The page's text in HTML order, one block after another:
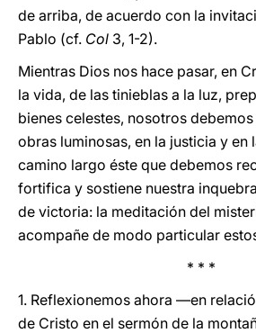
de arriba, de acuerdo con la
Pablo (cf. Col 3, 1-2).
Mientras Dios nos hace pasar, en
la vida, de las tinieblas a la luz,
bienes celestes, nosotros
obras luminosas, en la justicia y en
camino largo éste que debemos
fortifica y sostiene nuestra
de victoria: la meditación del
acompañe de modo particular
* * *
1. Reflexionemos ahora —en
de Cristo en el sermón de la